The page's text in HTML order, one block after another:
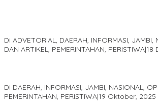
Di ADVETORIAL, DAERAH, INFORMASI, JAMBI,
DAN ARTIKEL, PEMERINTAHAN, PERISTIWA|18
Di DAERAH, INFORMASI, JAMBI, NASIONAL,
PEMERINTAHAN, PERISTIWA|19 Oktober, 2025